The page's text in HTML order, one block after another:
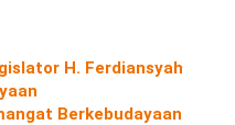
H. Ferdiansyah
Berkebudayaan